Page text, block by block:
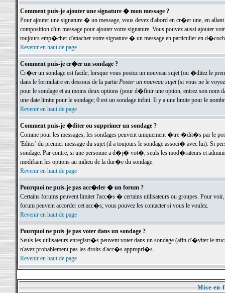
Comment puis-je ajouter une signature � mon message ?
Pour ajouter une signature � un message, vous devez d'abord en cr�er une, en
composition d'un message pour ajouter votre signature. Vous pouvez aussi ajouter
toujours emp�cher d'attacher votre signature � un message en particulier en
Revenir en haut de page
Comment puis-je cr�er un sondage ?
Cr�er un sondage est facile; lorsque vous postez un nouveau sujet (ou �ditez le
dans le formulaire en dessous de la partie Poster un nouveau sujet(si vous ne le voyez
pour le sondage et au moins deux options (pour d�finir une option, entrez son nom
une date limite pour le sondage; 0 est un sondage infini. Il y a une limite pour le
Revenir en haut de page
Comment puis-je �diter ou supprimer un sondage ?
Comme pour les messages, les sondages peuvent uniquement �tre �dit�s par le
'Editer' du premier message du sujet (il a toujours le sondage associ� avec lui). Si
sondage. Par contre, si une personne a d�j� vot�, seuls les mod�rateurs et
modifiant les options au milieu de la dur�e du sondage.
Revenir en haut de page
Pourquoi ne puis-je pas acc�der � un forum ?
Certains forums peuvent limiter l'acc�s � certains utilisateurs ou groupes. Pour
forum peuvent accorder cet acc�s; vous pouvez les contacter si vous le voulez.
Revenir en haut de page
Pourquoi ne puis-je pas voter dans un sondage ?
Seuls les utilisateurs enregistr�s peuvent voter dans un sondage (afin d'�viter le
n'avez probablement pas les droits d'acc�s appropri�s.
Revenir en haut de page
Mise en